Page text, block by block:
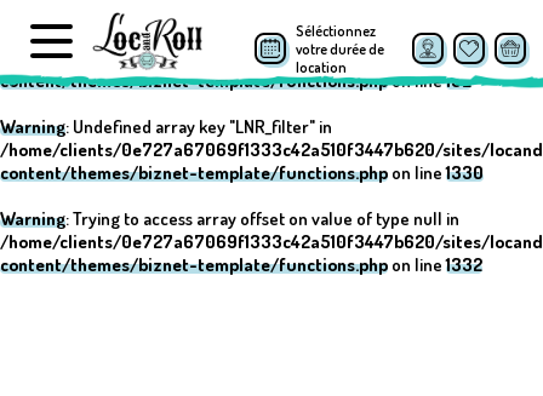
Warning: Undefined array key "post_type" in
/home/clients/0e727a67069f1333c42a510f3447b620/sites/
content/themes/biznet-template/functions.phpon line152
Warning: Undefined array key "LNR_filter" in
/home/clients/0e727a67069f1333c42a510f3447b620/sites/
content/themes/biznet-template/functions.php on line1330
Warning: Trying to access array offset on value of type null in
/home/clients/0e727a67069f1333c42a510f3447b620/sites/
content/themes/biznet-template/functions.php on line1332
Séléctionnez
votre durée de
location